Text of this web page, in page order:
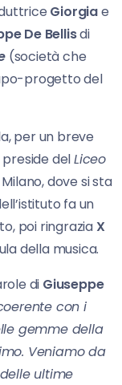
Giorgiae
De Bellisdi
(società che
progetto del
per un breve
preside delLiceo
dove si sta
fa un
poi ringrazia X
della musica.
di Giuseppe
con i
gemme della
Veniamo da
ultime